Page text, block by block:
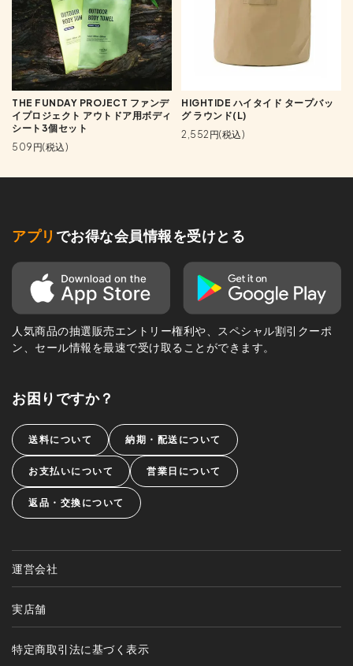
THE FUNDAY PROJECT ファンデ
イプロジェクト アウトドア用ボディ
シート3個セット
509円(税込)
HIGHTIDE ハイタイド タープバッ
グ ラウンド(L)
2,552円(税込)
アプリ でお得な会員情報を受けとる
人気商品の抽選販売エントリー権利や、スペシャル割引クーポ
ン、セール情報を最速で受け取ることができます。
お困りですか？
送料について 納期・配送について
お支払いについて 営業日について
返品・交換について
運営会社
実店舗
特定商取引法に基づく表示